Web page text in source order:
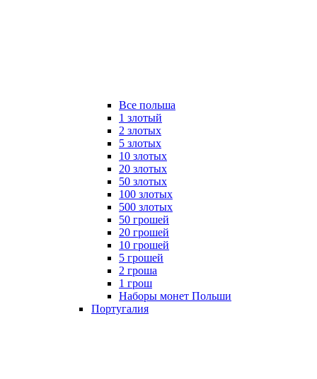
Все польша
1 злотый
2 злотых
5 злотых
10 злотых
20 злотых
50 злотых
100 злотых
500 злотых
50 грошей
20 грошей
10 грошей
5 грошей
2 гроша
1 грош
Наборы монет Польши
Португалия